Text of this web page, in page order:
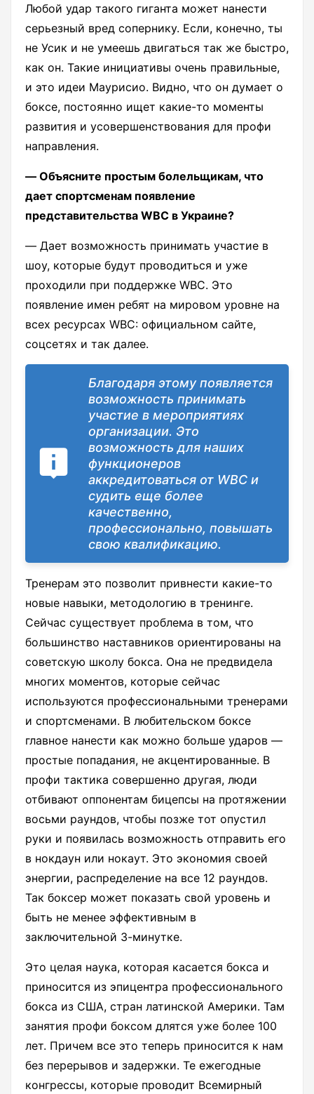
Любой удар такого гиганта может нанести
серьезный вред сопернику. Если, конечно, ты
не Усик и не умеешь двигаться так же быстро,
как он. Такие инициативы очень правильные,
и это идеи Маурисио. Видно, что он думает о
боксе, постоянно ищет какие-то моменты
развития и усовершенствования для профи
направления.
― Объясните простым болельщикам, что
дает спортсменам появление
представительства WBC в Украине?
― Дает возможность принимать участие в
шоу, которые будут проводиться и уже
проходили при поддержке WBC. Это
появление имен ребят на мировом уровне на
всех ресурсах WBC: официальном сайте,
соцсетях и так далее.
Благодаря этому появляется
возможность принимать
участие в мероприятиях
организации. Это
возможность для наших
функционеров
аккредитоваться от WBC и
судить еще более
качественно,
профессионально, повышать
свою квалификацию.
Тренерам это позволит привнести какие-то
новые навыки, методологию в тренинге.
Сейчас существует проблема в том, что
большинство наставников ориентированы на
советскую школу бокса. Она не предвидела
многих моментов, которые сейчас
используются профессиональными тренерами
и спортсменами. В любительском боксе
главное нанести как можно больше ударов ―
простые попадания, не акцентированные. В
профи тактика совершенно другая, люди
отбивают оппонентам бицепсы на протяжении
восьми раундов, чтобы позже тот опустил
руки и появилась возможность отправить его
в нокдаун или нокаут. Это экономия своей
энергии, распределение на все 12 раундов.
Так боксер может показать свой уровень и
быть не менее эффективным в
заключительной 3-минутке.
Это целая наука, которая касается бокса и
приносится из эпицентра профессионального
бокса из США, стран латинской Америки. Там
занятия профи боксом длятся уже более 100
лет. Причем все это теперь приносится к нам
без перерывов и задержки. Те ежегодные
конгрессы, которые проводит Всемирный